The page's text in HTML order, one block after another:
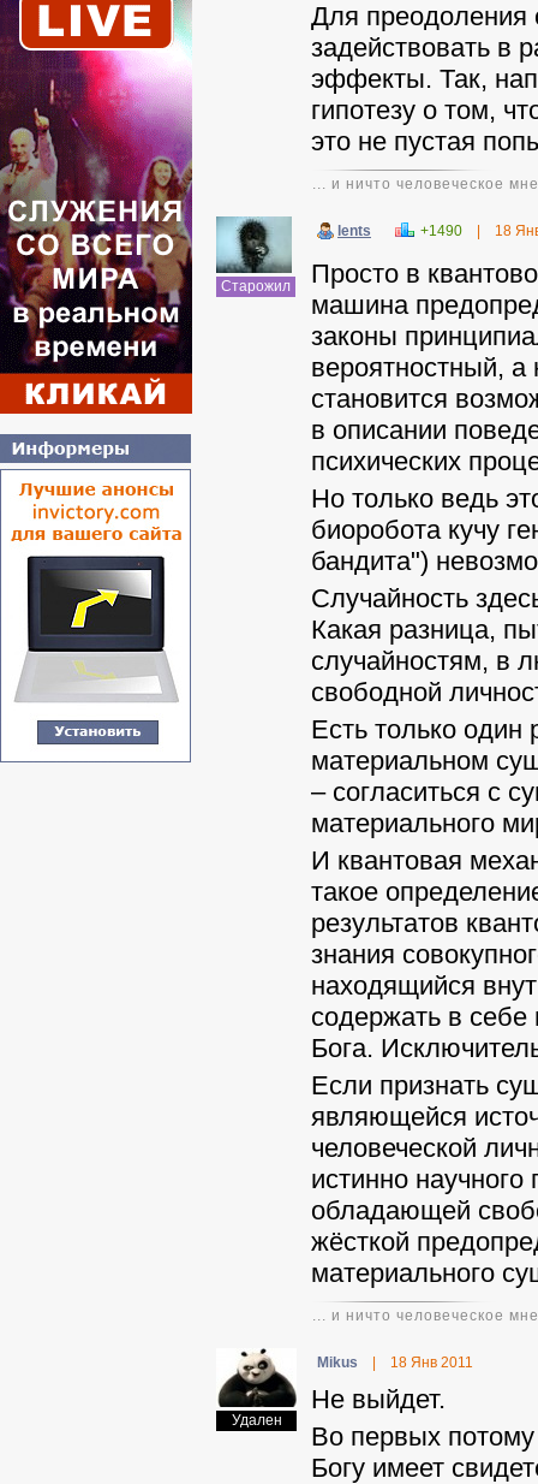
Для преодоления
задействовать в
эффекты. Так,
гипотезу о том,
это не пустая
... и ничто человеческое
Старожил
lents +1490 18
Просто в
машина
законы
вероятностный, а
становится
в описании
психических
Но только ведь
биоробота кучу
бандита")
Случайность
Какая разница,
случайностям, в
свободной
Есть только
материальном
– согласиться с
материального
И квантовая
такое
результатов
знания
находящийся
содержать в
Бога.
Если признать
являющейся
человеческой
истинно
обладающей
жёсткой
материального
... и ничто человеческое
Удален
Mikus 18 Янв 2011
Не выйдет.
Во первых
Богу имеет